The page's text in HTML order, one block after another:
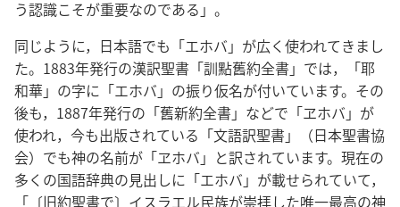
う認識こそが重要なのである」。
同じように，日本語でも「エホバ」が広く使われてきまし
た。1883年発行の漢訳聖書「訓點舊約全書」では，「耶
和華」の字に「エホバ」の振り仮名が付いています。その
後も，1887年発行の「舊新約全書」などで「ヱホバ」が
使われ，今も出版されている「文語訳聖書」（日本聖書協
会）でも神の名前が「ヱホバ」と訳されています。現在の
多くの国語辞典の見出しに「エホバ」が載せられていて，
「〔旧約聖書で〕イスラエル民族が崇拝した唯一最高の神